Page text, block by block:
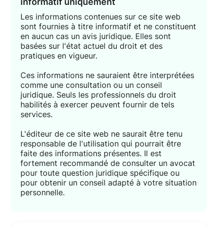
Les informations contenues sur ce site web
sont fournies à titre informatif et ne constituent
en aucun cas un avis juridique. Elles sont
basées sur l'état actuel du droit et des
pratiques en vigueur.
Ces informations ne sauraient être interprétées
comme une consultation ou un conseil
juridique. Seuls les professionnels du droit
habilités à exercer peuvent fournir de tels
services.
L'éditeur de ce site web ne saurait être tenu
responsable de l'utilisation qui pourrait être
faite des informations présentes. Il est
fortement recommandé de consulter un avocat
pour toute question juridique spécifique ou
pour obtenir un conseil adapté à votre situation
personnelle.